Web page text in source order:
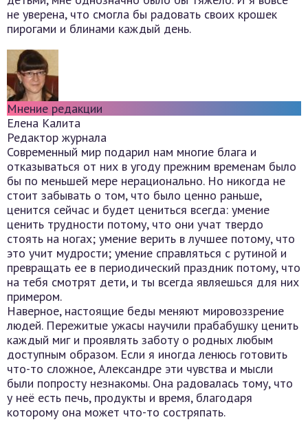
не уверена, что смогла бы радовать своих крошек
пирогами и блинами каждый день.
Мнение редакции
Елена Калита
Редактор журнала
Современный мир подарил нам многие блага и
отказываться от них в угоду прежним временам было
бы по меньшей мере нерационально. Но никогда не
стоит забывать о том, что было ценно раньше,
ценится сейчас и будет цениться всегда: умение
ценить трудности потому, что они учат твердо
стоять на ногах; умение верить в лучшее потому, что
это учит мудрости; умение справляться с рутиной и
превращать ее в периодический праздник потому, что
на тебя смотрят дети, и ты всегда являешься для них
примером.
Наверное, настоящие беды меняют мировоззрение
людей. Пережитые ужасы научили прабабушку ценить
каждый миг и проявлять заботу о родных любым
доступным образом. Если я иногда ленюсь готовить
что-то сложное, Александре эти чувства и мысли
были попросту незнакомы. Она радовалась тому, что
у неё есть печь, продукты и время, благодаря
которому она может что-то состряпать.